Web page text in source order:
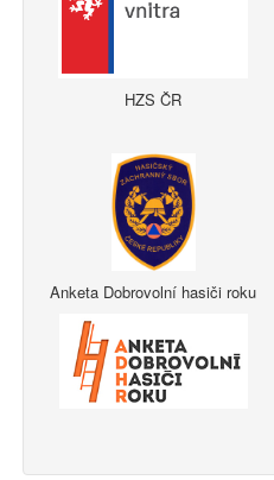
HZS ČR
Anketa Dobrovolní hasiči roku